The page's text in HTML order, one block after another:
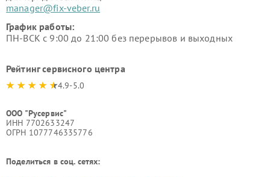
manager@fix-veber.ru
График работы:
ПН-ВСК с 9:00 до 21:00 без перерывов и выходных
Рейтинг сервисного центра
4.9-5.0
ООО "Русервис"
ИНН 7702633247
ОГРН 1077746335776
Поделиться в соц. сетях: